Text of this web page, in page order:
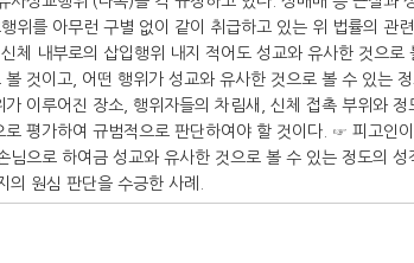
위를 아무런 구별 없이 같이 취급하고 있는 위 법률의 관
신체 내부로의 삽입행위 내지 적어도 성교와 유사한 것으
것이고, 어떤 행위가 성교와 유사한 것으로 볼 수 있는
이루어진 장소, 행위자들의 차림새, 신체 접촉 부위와
평가하여 규범적으로 판단하여야 할 것이다. ☞ 피고인
님으로 하여금 성교와 유사한 것으로 볼 수 있는 정도의
원심 판단을 수긍한 사례.